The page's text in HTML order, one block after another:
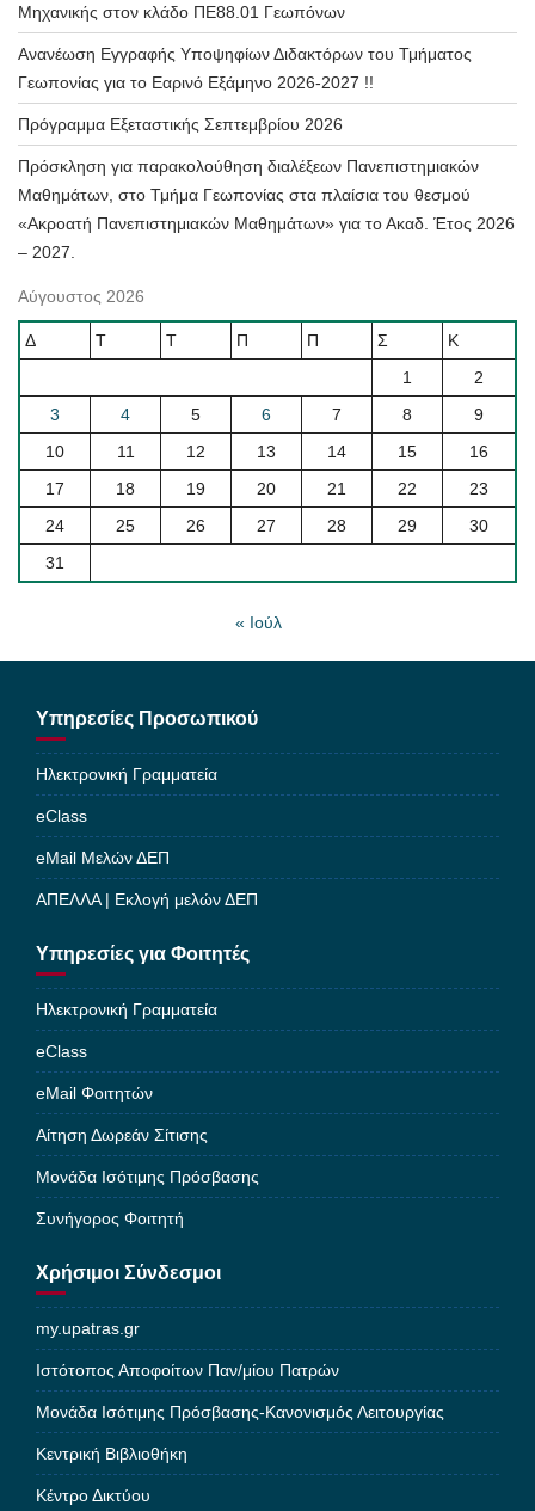
Μηχανικής στον κλάδο ΠΕ88.01 Γεωπόνων
Ανανέωση Εγγραφής Υποψηφίων Διδακτόρων του Τμήματος
Γεωπονίας για το Εαρινό Εξάμηνο 2026-2027 !!
Πρόγραμμα Εξεταστικής Σεπτεμβρίου 2026
Πρόσκληση για παρακολούθηση διαλέξεων Πανεπιστημιακών
Μαθημάτων, στο Τμήμα Γεωπονίας στα πλαίσια του θεσμού
«Ακροατή Πανεπιστημιακών Μαθημάτων» για το Ακαδ. Έτος 2026
– 2027.
Αύγουστος 2026
Δ Τ Τ Π Π Σ
Κ
1
2
3
4 5 6 7 8
9
10
11 12 13 14 15
16
17
18 19 20 21 22
23
24
25 26 27 28 29
30
31
« Ιούλ
Υπηρεσίες Προσωπικού
Ηλεκτρονική Γραμματεία
eClass
eMail Μελών ΔΕΠ
ΑΠΕΛΛΑ | Εκλογή μελών ΔΕΠ
Υπηρεσίες για Φοιτητές
Ηλεκτρονική Γραμματεία
eClass
eMail Φοιτητών
Αίτηση Δωρεάν Σίτισης
Μονάδα Ισότιμης Πρόσβασης
Συνήγορος Φοιτητή
Χρήσιμοι Σύνδεσμοι
my.upatras.gr
Ιστότοπος Αποφοίτων Παν/μίου Πατρών
Μονάδα Ισότιμης Πρόσβασης-Κανονισμός Λειτουργίας
Κεντρική Βιβλιοθήκη
Κέντρο Δικτύου